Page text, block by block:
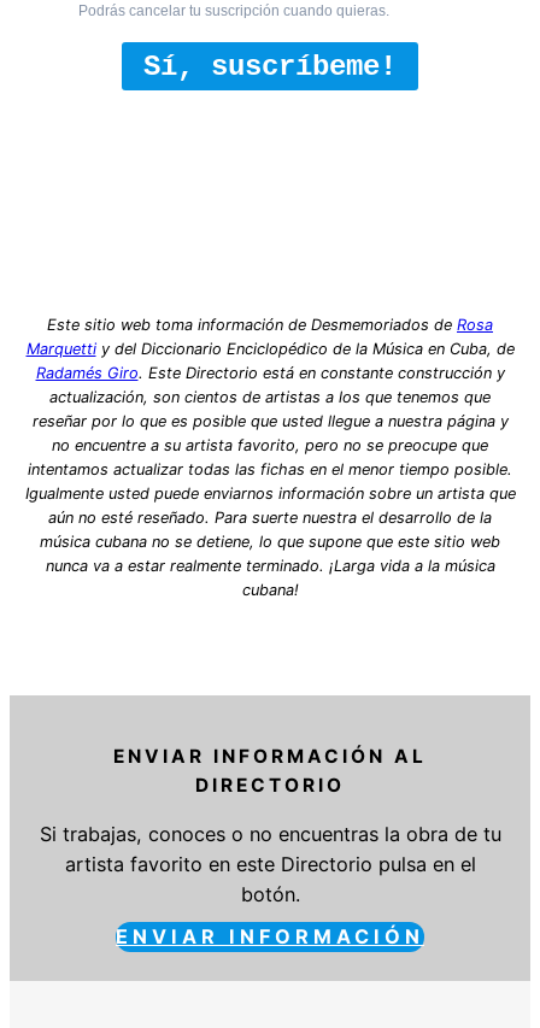
Podrás cancelar tu suscripción cuando quieras.
Sí, suscríbeme!
Este sitio web toma información de Desmemoriados de Rosa
Marquettiy del Diccionario Enciclopédico de la Música en Cuba, de
Radamés Giro. Este Directorio está en constante construcción y
actualización, son cientos de artistas a los que tenemos que
reseñar por lo que es posible que usted llegue a nuestra página y
no encuentre a su artista favorito, pero no se preocupe que
intentamos actualizar todas las fichas en el menor tiempo posible.
Igualmente usted puede enviarnos información sobre un artista que
aún no esté reseñado. Para suerte nuestra el desarrollo de la
música cubana no se detiene, lo que supone que este sitio web
nunca va a estar realmente terminado. ¡Larga vida a la música
cubana!
ENVIAR INFORMACIÓN AL
DIRECTORIO
Si trabajas, conoces o no encuentras la obra de tu
artista favorito en este Directorio pulsa en el
botón.
ENVIAR INFORMACIÓN